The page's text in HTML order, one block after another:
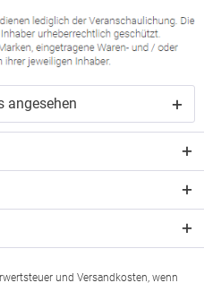
angesehen
und Versandkosten, wenn